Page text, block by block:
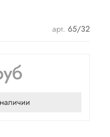
арт. 65/32